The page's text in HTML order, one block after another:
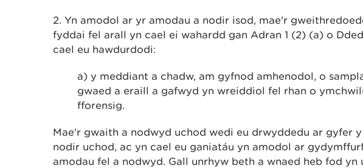
2. Yn amodol ar yr amodau a nodir isod, mae'r
fyddai fel arall yn cael ei wahardd gan Adran 1 (2) (a) o
cael eu hawdurdodi:
a) y meddiant a chadw, am gyfnod amhenodol, o
gwaed a eraill a gafwyd yn wreiddiol fel rhan o
fforensig.
Mae'r gwaith a nodwyd uchod wedi eu drwyddedu ar gyfer
nodir uchod, ac yn cael eu ganiatáu yn amodol ar
amodau fel a nodwyd. Gall unrhyw beth a wnaed heb fod yn